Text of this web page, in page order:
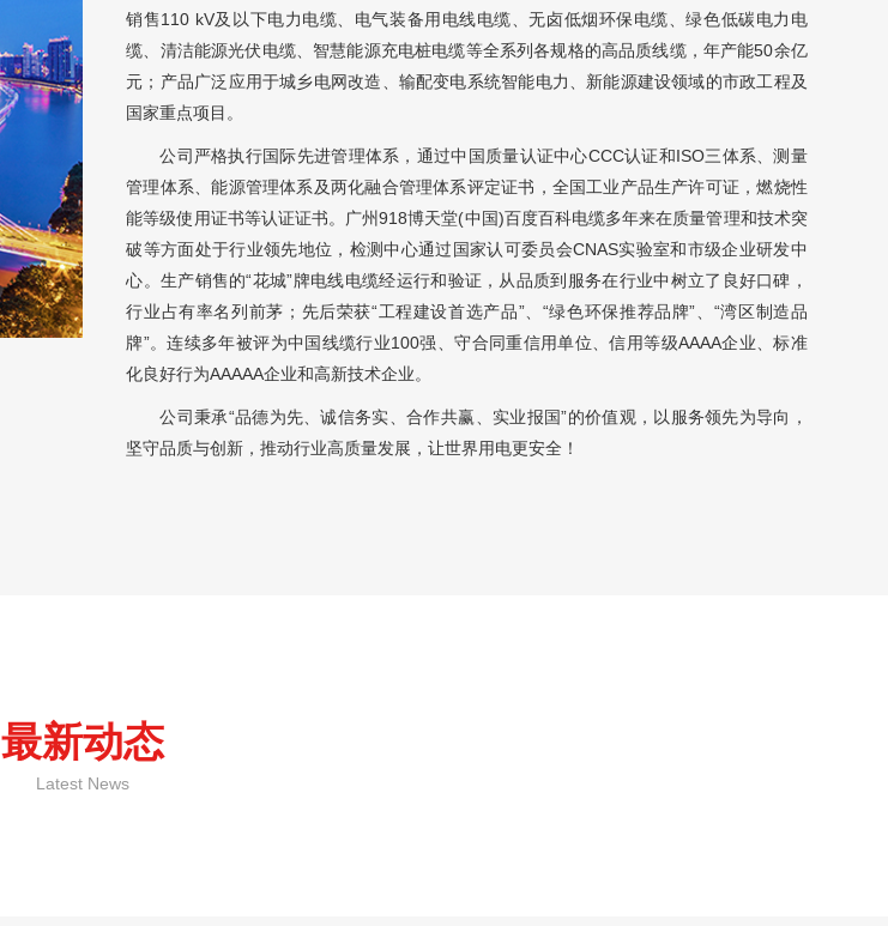
销售110 kV及以下电力电缆、电气装备用电线电缆、无卤低烟环保电缆、绿色低碳电力电
缆、清洁能源光伏电缆、智慧能源充电桩电缆等全系列各规格的高品质线缆，年产能50余亿
元；产品广泛应用于城乡电网改造、输配变电系统智能电力、新能源建设领域的市政工程及
国家重点项目。
公司严格执行国际先进管理体系，通过中国质量认证中心CCC认证和ISO三体系、测量
管理体系、能源管理体系及两化融合管理体系评定证书，全国工业产品生产许可证，燃烧性
能等级使用证书等认证证书。广州918博天堂(中国)百度百科电缆多年来在质量管理和技术突
破等方面处于行业领先地位，检测中心通过国家认可委员会CNAS实验室和市级企业研发中
心。生产销售的“花城”牌电线电缆经运行和验证，从品质到服务在行业中树立了良好口碑，
行业占有率名列前茅；先后荣获“工程建设首选产品”、“绿色环保推荐品牌”、“湾区制造品
牌”。连续多年被评为中国线缆行业100强、守合同重信用单位、信用等级AAAA企业、标准
化良好行为AAAAA企业和高新技术企业。
公司秉承“品德为先、诚信务实、合作共赢、实业报国”的价值观，以服务领先为导向，
坚守品质与创新，推动行业高质量发展，让世界用电更安全！
最新动态
Latest News